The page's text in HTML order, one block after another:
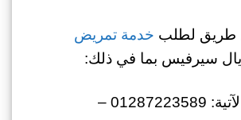
طريق لطلب خدمة تمريض
سيرفيس بما في ذلك:
اتصل بأرقام الآتية: 01287223589 –